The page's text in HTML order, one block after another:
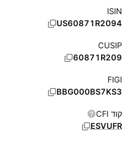
ISIN
US60871R2094
CUSIP
60871R209
FIGI
BBG000BS7KS3
קוד CFI
ESVUFR